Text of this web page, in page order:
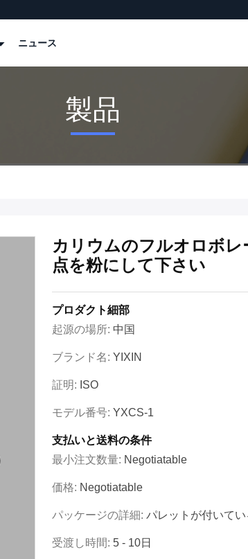
ニュース
製品
カリウムのフルオロボレ
点を粉にして下さい
プロダクト細部
起源の場所: 中国
ブランド名: YIXIN
証明: ISO
モデル番号: YXCS-1
支払いと送料の条件
最小注文数量: Negotiatable
価格: Negotiatable
パッケージの詳細: パレットが付いて
受渡し時間: 5 - 10日